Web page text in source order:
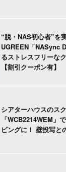
“脱・NAS初心者”を
UGREEN「NASync
るストレスフリーな
【割引クーポン有】
シアターハウスのス
「WCB2214WEM」
ビングに！ 壁投写と